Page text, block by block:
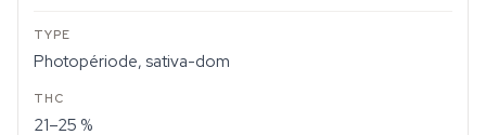
Photopériode, sativa-dom
21–25 %